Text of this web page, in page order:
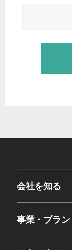
会社を知る
事業・ブラ